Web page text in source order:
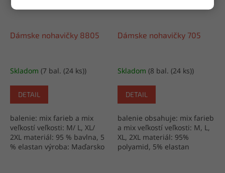
Dámske nohavičky 8805
Skladom (7 bal. (24 ks))
DETAIL
balenie: mix farieb a mix
veľkostí veľkosti: M/ L, XL/
2XL materiál: 95 % bavlna, 5
% elastan výroba: Maďarsko
Dámske nohavičky 705
Skladom (8 bal. (24 ks))
DETAIL
balenie obsahuje: mix farieb
a mix veľkostí veľkosti: M, L,
XL, 2XL materiál: 95%
polyamid, 5% elastan